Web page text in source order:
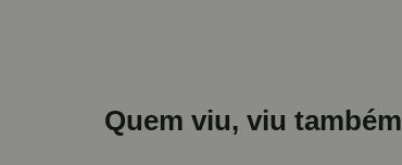
Quem viu, viu também